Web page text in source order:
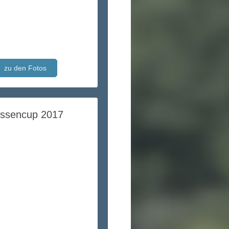
zu den Fotos
2017